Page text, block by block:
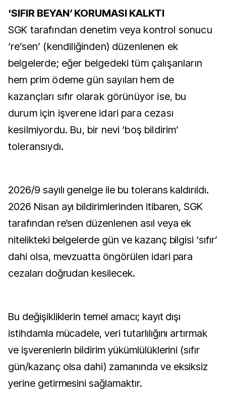
‘SIFIR BEYAN’ KORUMASI KALKTI
SGK tarafından denetim veya kontrol sonucu
‘re’sen’ (kendiliğinden) düzenlenen ek
belgelerde; eğer belgedeki tüm çalışanların
hem prim ödeme gün sayıları hem de
kazançları sıfır olarak görünüyor ise, bu
durum için işverene idari para cezası
kesilmiyordu. Bu, bir nevi ‘boş bildirim’
toleransıydı.
2026/9 sayılı genelge ile bu tolerans kaldırıldı.
2026 Nisan ayı bildirimlerinden itibaren, SGK
tarafından re’sen düzenlenen asıl veya ek
nitelikteki belgelerde gün ve kazanç bilgisi ‘sıfır’
dahi olsa, mevzuatta öngörülen idari para
cezaları doğrudan kesilecek.
Bu değişikliklerin temel amacı; kayıt dışı
istihdamla mücadele, veri tutarlılığını artırmak
ve işverenlerin bildirim yükümlülüklerini (sıfır
gün/kazanç olsa dahi) zamanında ve eksiksiz
yerine getirmesini sağlamaktır.